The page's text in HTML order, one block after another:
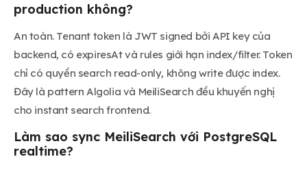
production không?
An toàn. Tenant token là JWT signed bởi API key của
backend, có expiresAt và rules giới hạn index/filter. Token
chỉ có quyền search read-only, không write được index.
Đây là pattern Algolia và MeiliSearch đều khuyến nghị
cho instant search frontend.
Làm sao sync MeiliSearch với PostgreSQL
realtime?